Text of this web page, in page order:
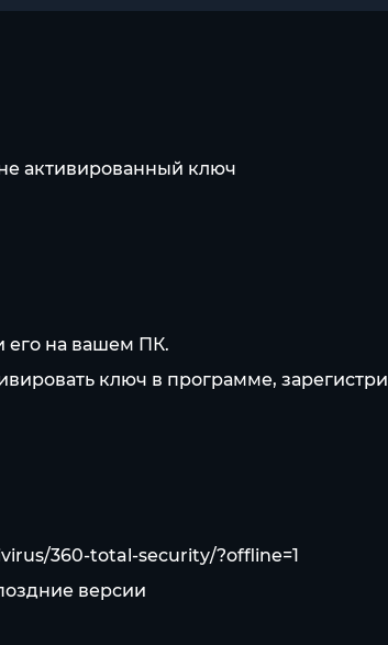
активированный ключ
его на вашем ПК.
ключ в программе,
360-total-security/?offline=1
версии